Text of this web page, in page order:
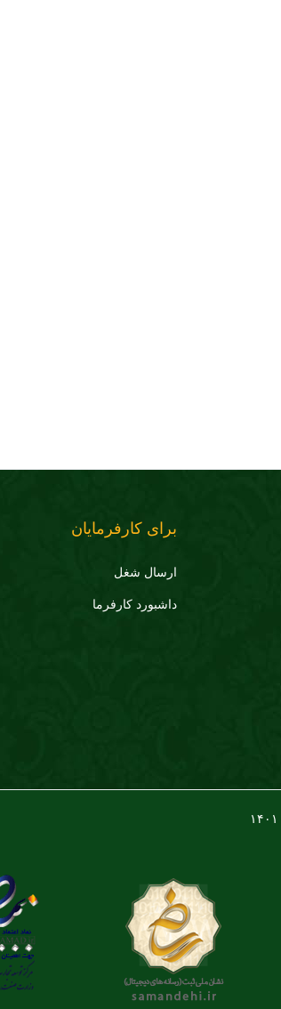
برای کارفرمایان
ارسال شغل
داشبورد کارفرما